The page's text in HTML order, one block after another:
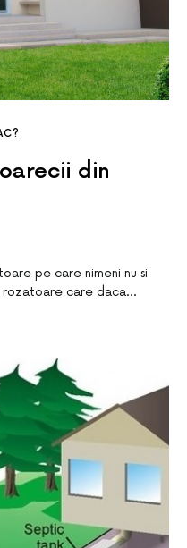
din
pe care nimeni nu si
rozatoare care daca…